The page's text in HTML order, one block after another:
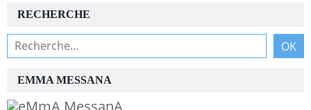
RECHERCHE
EMMA MESSANA